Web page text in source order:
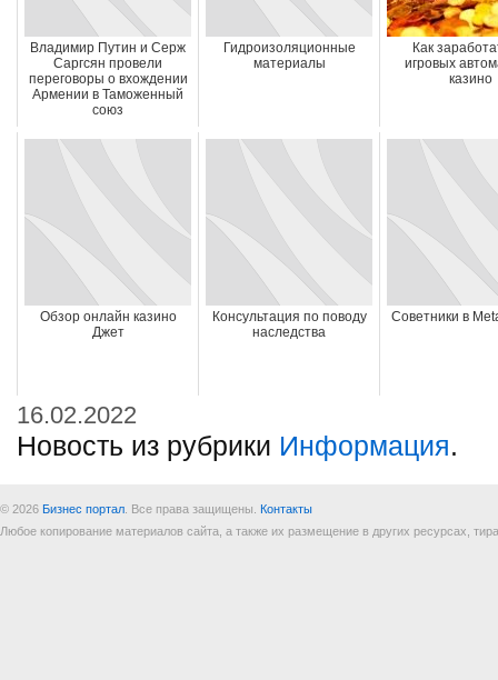
Владимир Путин и Серж
Саргсян провели
переговоры о вхождении
Армении в Таможенный
союз
Гидроизоляционные
материалы
Как
игровых
казино
Обзор онлайн казино
Джет
Консультация по поводу
наследства
Советники в
16.02.2022
Новость из рубрики Информация.
© 2026 Бизнес портал . Все права защищены. Контакты
Любое копирование материалов сайта, а также их размещение в других ресурсах,